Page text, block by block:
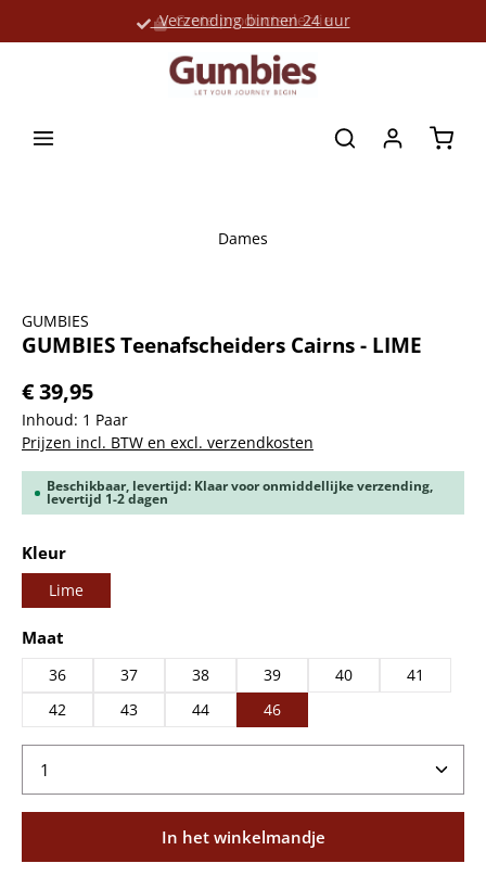
Verzending binnen 24 uur
Grote productselectie
Dames
GUMBIES
GUMBIES Teenafscheiders Cairns - LIME
€ 39,95
Inhoud: 1 Paar
Prijzen incl. BTW en excl. verzendkosten
Beschikbaar, levertijd: Klaar voor onmiddellijke verzending,
levertijd 1-2 dagen
Selecteer
Kleur
Lime
Selecteer
Maat
36 37 38 39 40
41
42
43 44 46
Producthoeveelheid: Voer de gewenste
In het winkelmandje